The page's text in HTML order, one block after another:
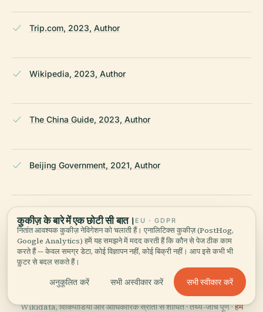
Trip.com, 2023, Author
Wikipedia, 2023, Author
The China Guide, 2023, Author
Beijing Government, 2021, Author
Wikipedia — Tiananmen Square
Wikidata, विकिपीडिया और आधिकारिक स्रोतों से शोधित · तथ्य-जाँच पूर्ण ·हम
कुकीज़ के बारे में एक छोटी सी बात। EU · GDPR
नितांत आवश्यक कुकीज़ नेविगेशन को चलाती हैं। एनालिटिक्स कुकीज़ (PostHog,
Google Analytics) हमें यह समझने में मदद करती हैं कि कौन से पेज ठीक काम
करते हैं — केवल समग्र डेटा, कोई विज्ञापन नहीं, कोई बिक्री नहीं। आप इसे कभी भी
फ़ुटर से बदल सकते हैं।
अनुकूलित करें सभी अस्वीकार करें सभी स्वीकार करें